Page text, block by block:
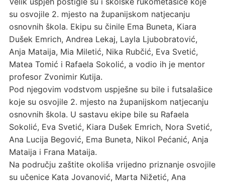
su osvojile 2. mjesto na županijskom natjecanju
osnovnih škola. Ekipu su činile Ema Buneta, Kiara
Dušek Emrich, Andrea Lekaj, Layla Ljubobratović,
Anja Mataija, Mia Miletić, Nika Rubčić, Eva Svetić,
Matea Tomić i Rafaela Sokolić, a vodio ih je mentor
profesor Zvonimir Kutija.
Pod njegovim vodstvom uspješne su bile i futsalašice
koje su osvojile 2. mjesto na županijskom natjecanju
osnovnih škola. U sastavu ekipe bile su Rafaela
Sokolić, Eva Svetić, Kiara Dušek Emrich, Nora Svetić,
Ana Lucija Begović, Ema Buneta, Nikol Pećanić, Anja
Mataija i Frana Mataija.
Na području zaštite okoliša vrijedno priznanje osvojile
su učenice Kata Jovanović, Marta Nižetić, Ana